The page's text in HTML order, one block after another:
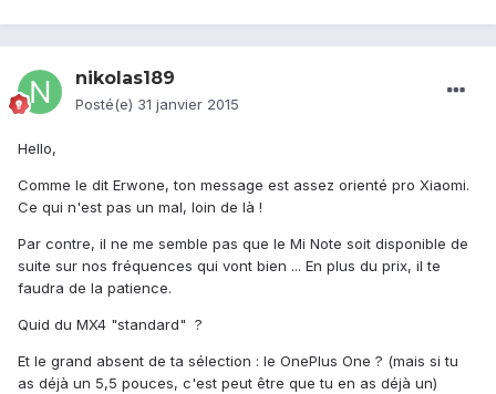
nikolas189
Posté(e) 31 janvier 2015
Hello,
Comme le dit Erwone, ton message est assez orienté pro Xiaomi.
Ce qui n'est pas un mal, loin de là !
Par contre, il ne me semble pas que le Mi Note soit disponible de
suite sur nos fréquences qui vont bien ... En plus du prix, il te
faudra de la patience.
Quid du MX4 "standard" ?
Et le grand absent de ta sélection : le OnePlus One ? (mais si tu
as déjà un 5,5 pouces, c'est peut être que tu en as déjà un)